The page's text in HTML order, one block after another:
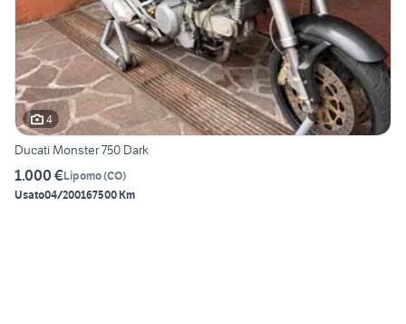
4
Ducati Monster 750 Dark
1.000 €Lipomo(CO)
Usato04/200167500 Km